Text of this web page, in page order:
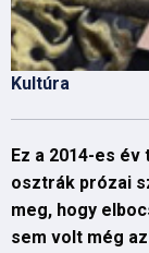
Kultúra
Ez a 2014-es
osztrák prózai
meg, hogy
sem volt még